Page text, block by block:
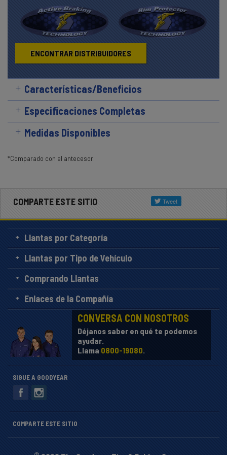
ENCONTRAR DISTRIBUIDORES
Características/Beneficios
Especificaciones Completas
Medidas Disponibles
*Comparado con el antecesor.
COMPARTE ESTE SITIO
Llantas por Categoría
Llantas por Tipo de Vehículo
Comprando Llantas
Enlaces de la Compañía
CONVERSA CON NOSOTROS
Déjanos saber en qué te podemos
ayudar.
Llama 0800-19080
SIGUE A GOODYEAR
COMPARTE ESTE SITIO